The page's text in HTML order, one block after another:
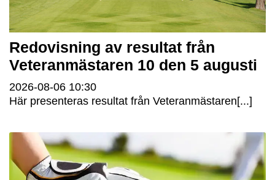
Redovisning av resultat från
Veteranmästaren 10 den 5 augusti
2026-08-06 10:30
Här presenteras resultat från Veteranmästaren[...]